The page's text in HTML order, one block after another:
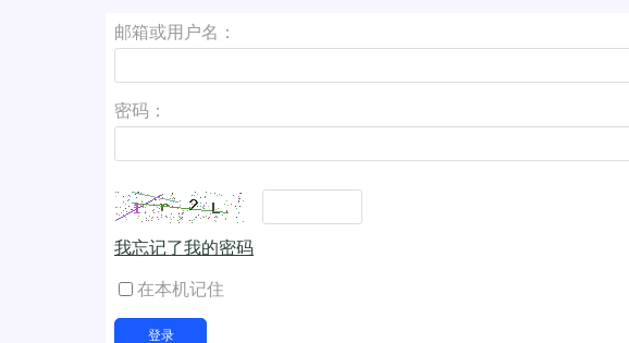
邮箱或用户名：
密码：
我忘记了我的密码
在本机记住